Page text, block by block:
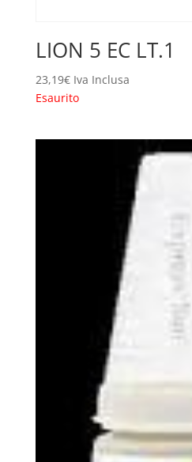
LION 5 EC LT.1
23,19€ Iva Inclusa
Esaurito